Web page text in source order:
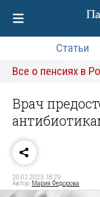
Статьи
Все о пенсиях в
Врач
20.02.2023 18:29
Автор: Мария Федорова